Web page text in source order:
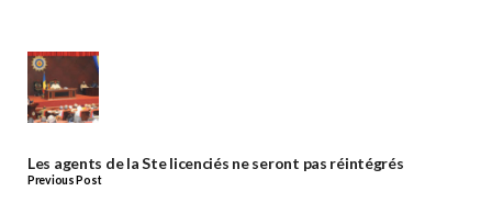
Les agents de la Ste licenciés ne seront pas réintégrés
Previous Post